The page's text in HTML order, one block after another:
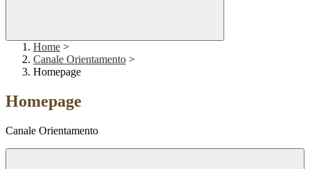
Home >
Canale Orientamento >
Homepage
Homepage
Canale Orientamento